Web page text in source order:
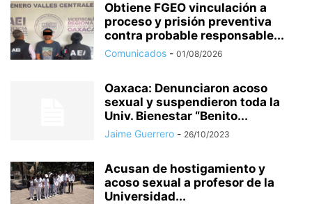
Obtiene FGEO vinculación a
proceso y prisión preventiva
contra probable responsable...
Comunicados - 01/08/2026
Oaxaca: Denunciaron acoso
sexual y suspendieron toda la
Univ. Bienestar “Benito...
Jaime Guerrero - 26/10/2023
Acusan de hostigamiento y
acoso sexual a profesor de la
Universidad...